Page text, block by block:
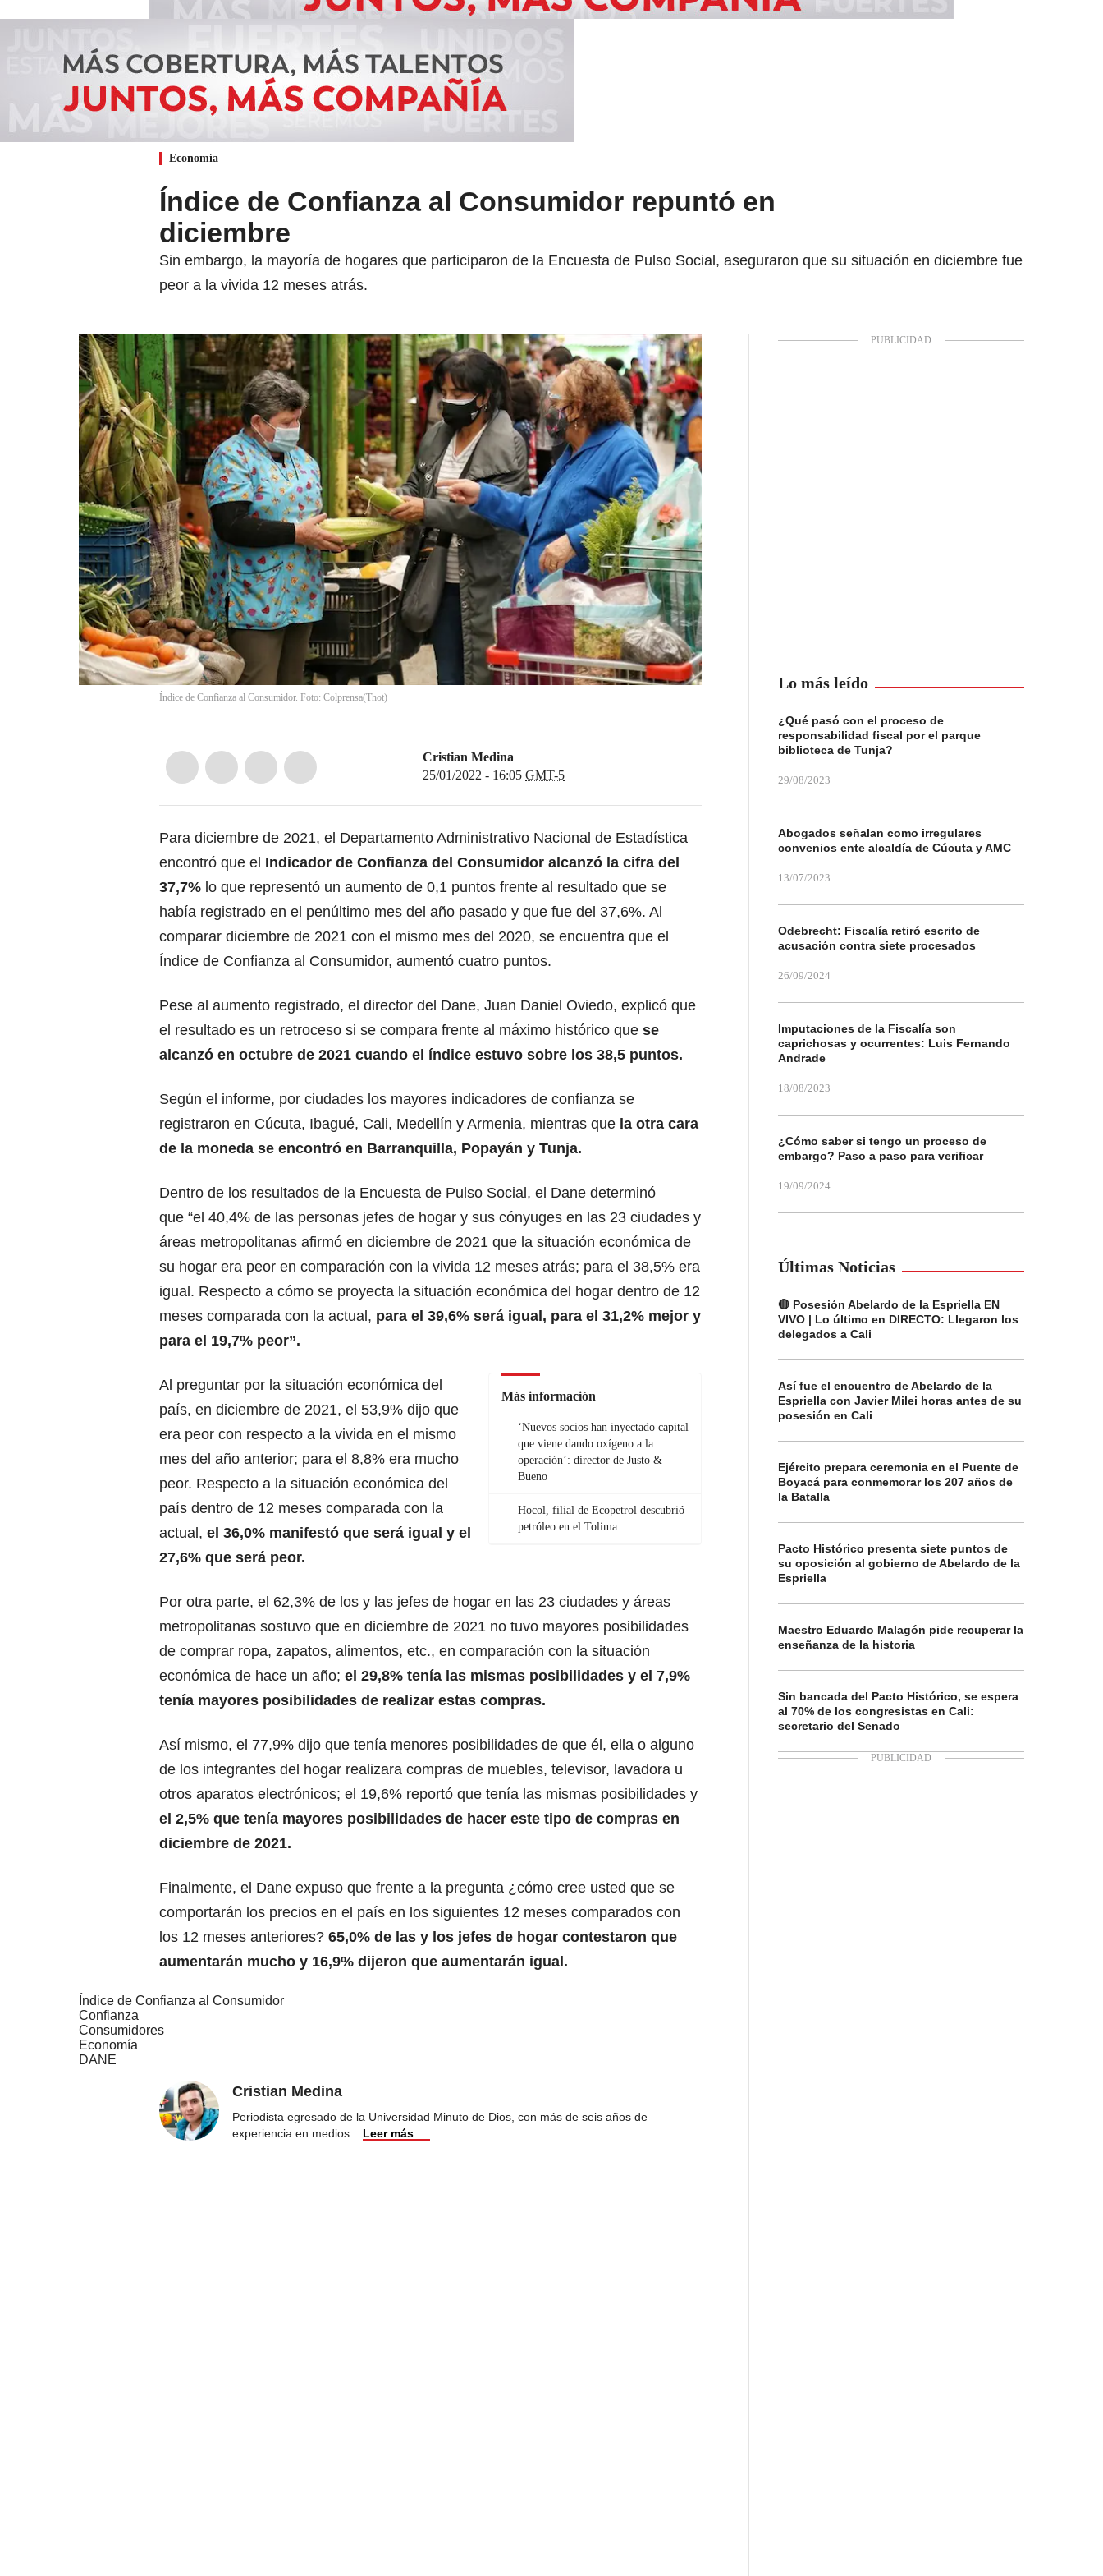
Economía
Índice de Confianza al Consumidor repuntó en
diciembre
Sin embargo, la mayoría de hogares que participaron de la Encuesta de Pulso Social, aseguraron que su situación en diciembre fue
peor a la vivida 12 meses atrás.
Índice de Confianza al Consumidor. Foto: Colprensa(Thot)
Cristian Medina
25/01/2022 - 16:05 GMT-5
Para diciembre de 2021, el Departamento Administrativo Nacional de Estadística
encontró que el Indicador de Confianza del Consumidor alcanzó la cifra del
37,7% lo que representó un aumento de 0,1 puntos frente al resultado que se
había registrado en el penúltimo mes del año pasado y que fue del 37,6%. Al
comparar diciembre de 2021 con el mismo mes del 2020, se encuentra que el
Índice de Confianza al Consumidor, aumentó cuatro puntos.
Pese al aumento registrado, el director del Dane, Juan Daniel Oviedo, explicó que
el resultado es un retroceso si se compara frente al máximo histórico que se
alcanzó en octubre de 2021 cuando el índice estuvo sobre los 38,5 puntos.
Según el informe, por ciudades los mayores indicadores de confianza se
registraron en Cúcuta, Ibagué, Cali, Medellín y Armenia, mientras que la otra cara
de la moneda se encontró en Barranquilla, Popayán y Tunja.
Dentro de los resultados de la Encuesta de Pulso Social, el Dane determinó
que “el 40,4% de las personas jefes de hogar y sus cónyuges en las 23 ciudades y
áreas metropolitanas afirmó en diciembre de 2021 que la situación económica de
su hogar era peor en comparación con la vivida 12 meses atrás; para el 38,5% era
igual. Respecto a cómo se proyecta la situación económica del hogar dentro de 12
meses comparada con la actual, para el 39,6% será igual, para el 31,2% mejor y
para el 19,7% peor”.
Más información
‘Nuevos socios han inyectado capital
que viene dando oxígeno a la
operación’: director de Justo &
Bueno
Hocol, filial de Ecopetrol descubrió
petróleo en el Tolima
Al preguntar por la situación económica del
país, en diciembre de 2021, el 53,9% dijo que
era peor con respecto a la vivida en el mismo
mes del año anterior; para el 8,8% era mucho
peor. Respecto a la situación económica del
país dentro de 12 meses comparada con la
actual, el 36,0% manifestó que será igual y el
27,6% que será peor.
Por otra parte, el 62,3% de los y las jefes de hogar en las 23 ciudades y áreas
metropolitanas sostuvo que en diciembre de 2021 no tuvo mayores posibilidades
de comprar ropa, zapatos, alimentos, etc., en comparación con la situación
económica de hace un año; el 29,8% tenía las mismas posibilidades y el 7,9%
tenía mayores posibilidades de realizar estas compras.
Así mismo, el 77,9% dijo que tenía menores posibilidades de que él, ella o alguno
de los integrantes del hogar realizara compras de muebles, televisor, lavadora u
otros aparatos electrónicos; el 19,6% reportó que tenía las mismas posibilidades y
el 2,5% que tenía mayores posibilidades de hacer este tipo de compras en
diciembre de 2021.
Finalmente, el Dane expuso que frente a la pregunta ¿cómo cree usted que se
comportarán los precios en el país en los siguientes 12 meses comparados con
los 12 meses anteriores? 65,0% de las y los jefes de hogar contestaron que
aumentarán mucho y 16,9% dijeron que aumentarán igual.
Índice de Confianza al Consumidor
Confianza
Consumidores
Economía
DANE
Cristian Medina
Periodista egresado de la Universidad Minuto de Dios, con más de seis años de
experiencia en medios
Leer más
Lo más leído
¿Qué pasó con el proceso de
responsabilidad fiscal por el parque
biblioteca de Tunja?
29/08/2023
Abogados señalan como irregulares
convenios ente alcaldía de Cúcuta y AMC
13/07/2023
Odebrecht: Fiscalía retiró escrito de
acusación contra siete procesados
26/09/2024
Imputaciones de la Fiscalía son
caprichosas y ocurrentes: Luis Fernando
Andrade
18/08/2023
¿Cómo saber si tengo un proceso de
embargo? Paso a paso para verificar
19/09/2024
Últimas Noticias
🔴 Posesión Abelardo de la Espriella EN
VIVO | Lo último en DIRECTO: Llegaron los
delegados a Cali
Así fue el encuentro de Abelardo de la
Espriella con Javier Milei horas antes de su
posesión en Cali
Ejército prepara ceremonia en el Puente de
Boyacá para conmemorar los 207 años de
la Batalla
Pacto Histórico presenta siete puntos de
su oposición al gobierno de Abelardo de la
Espriella
Maestro Eduardo Malagón pide recuperar la
enseñanza de la historia
Sin bancada del Pacto Histórico, se espera
al 70% de los congresistas en Cali:
secretario del Senado